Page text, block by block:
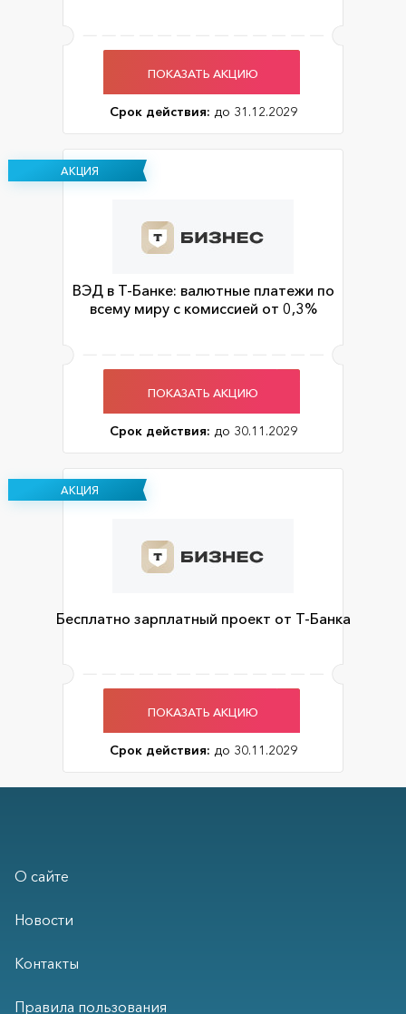
ПОКАЗАТЬ АКЦИЮ
Срок действия: до 31.12.2029
АКЦИЯ
ВЭД в Т-Банке: валютные платежи по
всему миру с комиссией от 0,3%
ПОКАЗАТЬ АКЦИЮ
Срок действия: до 30.11.2029
АКЦИЯ
Бесплатно зарплатный проект от Т-Банка
ПОКАЗАТЬ АКЦИЮ
Срок действия: до 30.11.2029
О сайте
Новости
Контакты
Правила пользования